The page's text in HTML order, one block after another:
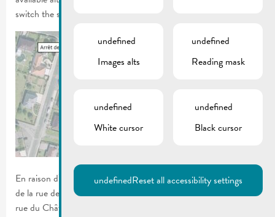
switch the site language to another available language.
En raison d’une fuite d’eau et les travaux y relatifs l’arrêt de bus
de la rue de la Corniche sera transféré provisoirement au coin
rue du Château/rue de la Corniche.
undefined
Images alts
undefined
Reading mask
undefined
White cursor
undefined
Black cursor
undefinedReset all accessibility settings